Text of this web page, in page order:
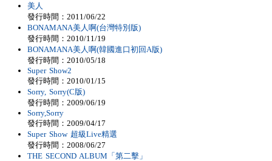
美人
發行時間：2011/06/22
BONAMANA美人啊(台灣特別版)
發行時間：2010/11/19
BONAMANA美人啊(韓國進口初回A版)
發行時間：2010/05/18
Super Show2
發行時間：2010/01/15
Sorry, Sorry(C版)
發行時間：2009/06/19
Sorry,Sorry
發行時間：2009/04/17
Super Show 超級Live精選
發行時間：2008/06/27
THE SECOND ALBUM「第二擊」